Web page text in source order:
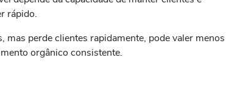
rápido.
perde clientes rapidamente, pode valer menos
orgânico consistente.